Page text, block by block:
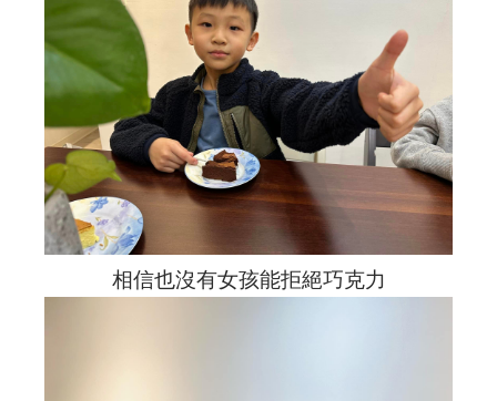
相信也沒有女孩能拒絕巧克力